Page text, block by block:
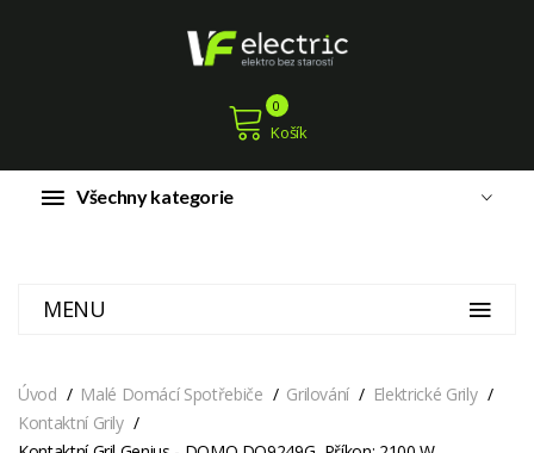
Košík
0
Všechny kategorie
MENU
Úvod Malé Domácí Spotřebiče Grilování
Elektrické Grily
Kontaktní Grily